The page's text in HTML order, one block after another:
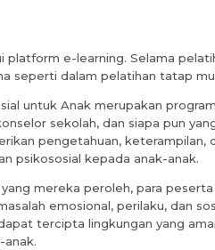
platform e-learning. Selama
seperti dalam pelatihan tatap
untuk Anak merupakan
sekolah, dan siapa pun
pengetahuan, keterampilan,
psikososial kepada anak-anak.
mereka peroleh, para
emosional, perilaku, dan
tercipta lingkungan yang